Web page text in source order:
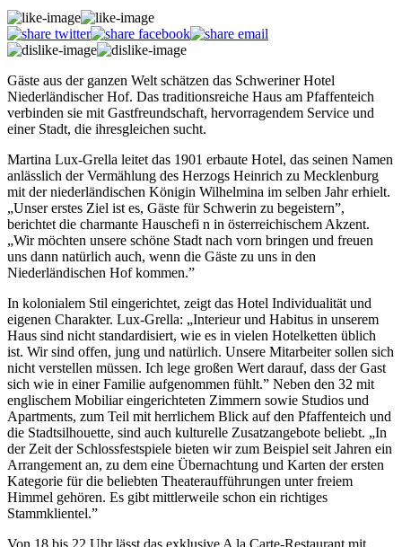
Gäste aus der ganzen Welt schätzen das Schweriner Hotel
Niederländischer Hof. Das traditionsreiche Haus am Pfaffenteich
verbinden sie mit Gastfreundschaft, hervorragendem Service und
einer Stadt, die ihresgleichen sucht.
Martina Lux-Grella leitet das 1901 erbaute Hotel, das seinen Namen
anlässlich der Vermählung des Herzogs Heinrich zu Mecklenburg
mit der niederländischen Königin Wilhelmina im selben Jahr erhielt.
„Unser erstes Ziel ist es, Gäste für Schwerin zu begeistern”,
berichtet die charmante Hauschefi n in österreichischem Akzent.
„Wir möchten unsere schöne Stadt nach vorn bringen und freuen
uns dann natürlich auch, wenn die Gäste zu uns in den
Niederländischen Hof kommen.”
In kolonialem Stil eingerichtet, zeigt das Hotel Individualität und
eigenen Charakter. Lux-Grella: „Interieur und Habitus in unserem
Haus sind nicht standardisiert, wie es in vielen Hotelketten üblich
ist. Wir sind offen, jung und natürlich. Unsere Mitarbeiter sollen sich
nicht verstellen müssen. Ich lege großen Wert darauf, dass der Gast
sich wie in einer Familie aufgenommen fühlt.” Neben den 32 mit
englischem Mobiliar eingerichteten Zimmern sowie Studios und
Apartments, zum Teil mit herrlichem Blick auf den Pfaffenteich und
die Stadtsilhouette, sind auch kulturelle Zusatzangebote beliebt. „In
der Zeit der Schlossfestspiele bieten wir zum Beispiel seit Jahren ein
Arrangement an, zu dem eine Übernachtung und Karten der ersten
Kategorie für die beliebten Theateraufführungen unter freiem
Himmel gehören. Es gibt mittlerweile schon ein richtiges
Stammklientel.”
Von 18 bis 22 Uhr lässt das exklusive A la Carte-Restaurant mit